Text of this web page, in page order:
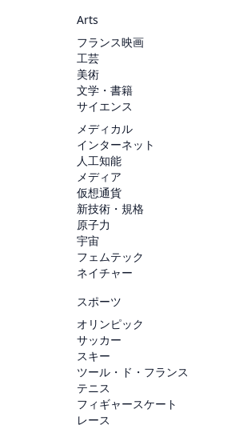
Arts
フランス映画
工芸
美術
文学・書籍
サイエンス
メディカル
インターネット
人工知能
メディア
仮想通貨
新技術・規格
原子力
宇宙
フェムテック
ネイチャー
スポーツ
オリンピック
サッカー
スキー
ツール・ド・フランス
テニス
フィギャースケート
レース